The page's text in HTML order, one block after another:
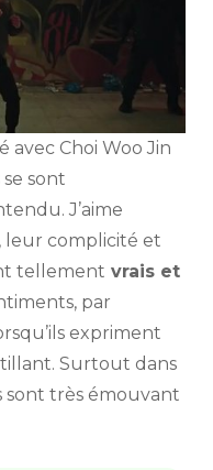
avec Choi Woo Jin
sont
J’aime
leur complicité et
tellement vrais et
par
expriment
Surtout dans
sont très émouvant